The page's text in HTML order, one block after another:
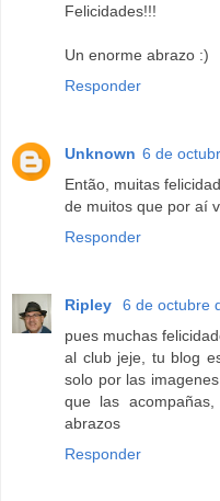
Felicidades!!!
Un enorme abrazo :)
Responder
Unknown 6 de
Então, muitas
de muitos que por aí
Responder
Ripley
6 de octubre
pues muchas
al club jeje, tu blog
solo por las
que las
abrazos
Responder